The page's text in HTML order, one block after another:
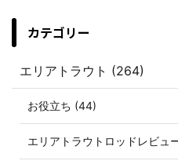
カテゴリー
エリアトラウト (264)
お役立ち (44)
エリアトラウトロッドレビュ